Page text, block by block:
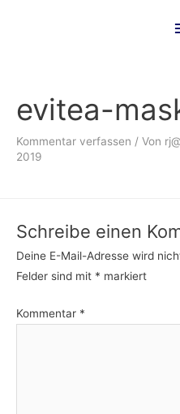
evitea-
Kommentar verfassen / Von
2019
Schreibe einen
Deine E-Mail-Adresse wird
Felder sind mit * markiert
Kommentar *